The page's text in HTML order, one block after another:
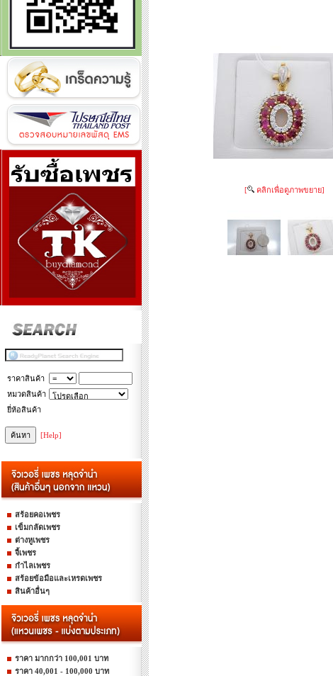
ราคาสินค้า
หมวดสินค้า
ยี่ห้อสินค้า
[Help]
สร้อยคอเพชร
เข็มกลัดเพชร
ต่างหูเพชร
จี้เพชร
กำไลเพชร
สร้อยข้อมือและเหรดเพชร
สินค้าอื่นๆ
ราคา มากกว่า 100,001 บาท
ราคา 40,001 - 100,000 บาท
[ คลิกเพื่อดูภาพขยาย]